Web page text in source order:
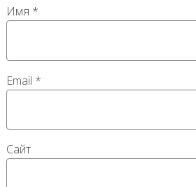
Имя *
Email *
Сайт